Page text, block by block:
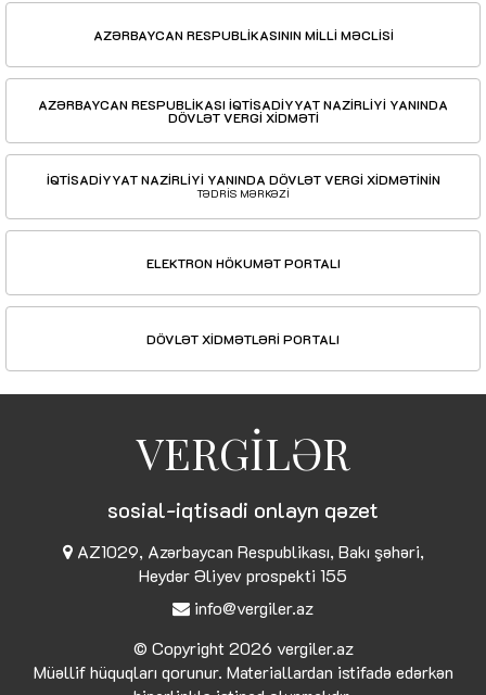
AZƏRBAYCAN RESPUBLİKASININ MİLLİ MƏCLİSİ
AZƏRBAYCAN RESPUBLİKASI İQTİSADİYYAT NAZİRLİYİ YANINDA
DÖVLƏT VERGİ XİDMƏTİ
İQTİSADİYYAT NAZİRLİYİ YANINDA DÖVLƏT VERGİ XİDMƏTİNİN
TƏDRİS MƏRKƏZİ
ELEKTRON HÖKUMƏT PORTALI
DÖVLƏT XİDMƏTLƏRİ PORTALI
VERGİLƏR
sosial-iqtisadi onlayn qəzet
AZ1029, Azərbaycan Respublikası, Bakı şəhəri,
Heydər Əliyev prospekti 155
info@vergiler.az
© Copyright 2026 vergiler.az
Müəllif hüquqları qorunur. Materiallardan istifadə edərkən